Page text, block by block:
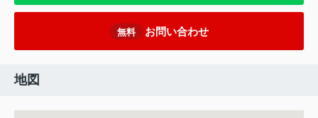
無料 お問い合わせ
地図